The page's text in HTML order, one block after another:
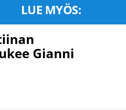
LUE MYÖS:
Gianni